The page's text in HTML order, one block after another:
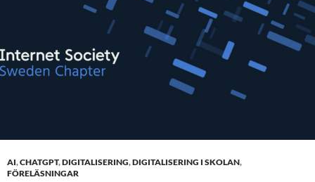
AI,CHATGPT,DIGITALISERING,DIGITALISERING I SKOLAN,
FÖRELÄSNINGAR